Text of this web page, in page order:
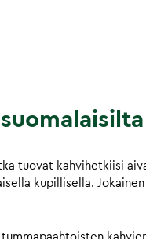
tuovat kahvihetkiisi
kupillisella.